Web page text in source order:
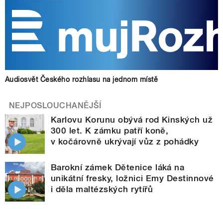
Audiosvět Českého rozhlasu na jednom místě
NEJPOSLOUCHANĚJŠÍ
Karlovu Korunu obývá rod Kinských už
300 let. K zámku patří koně,
v kočárovně ukrývají vůz z pohádky
Barokní zámek Dětenice láká na
unikátní fresky, ložnici Emy Destinnové
i děla maltézských rytířů